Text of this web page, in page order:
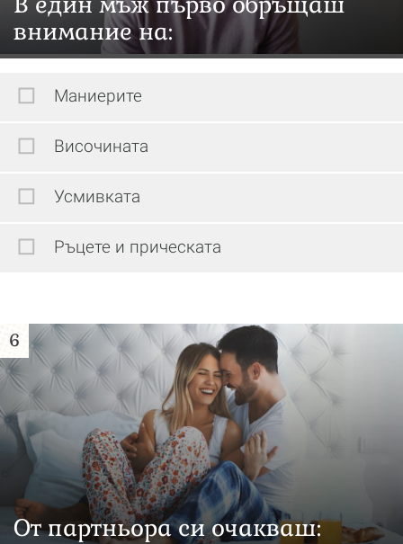
внимание на:
Маниерите
Височината
Усмивката
Ръцете и прическата
6
От партньора си очакваш: